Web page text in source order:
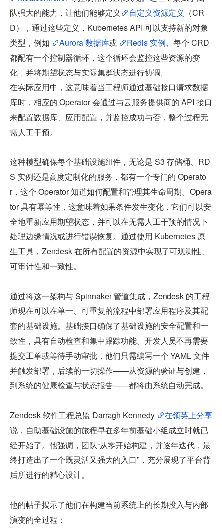
队强大的能力，让他们能够定义
自定义资源定义 （CR
D），通过这些定义，Kubernetes API 可以支持新的对象
类型，例如
Aurora 数据库或 Redis 实例。每个 CRD
都配有一个控制器循环，这个循环会监控这些资源的变
化，并将期望状态与实际集群状态进行协调。
在实际应用中，这意味着当工程师通过基础接口请求数据
库时，相应的 Operator 会通过与云服务提供商的 API 接口
来配置数据库、应用配置，并监控成功与否，整个过程无
需人工干预。
这种模型确保每个基础设施组件，无论是 S3 存储桶、RD
S 实例还是高度定制化的服务，都有一个专门的 Operato
r，这个 Operator 知道如何配置和管理其生命周期。Opera
tor 具有幂等性，这意味着如果条件发生变化，它们可以安
全地重新应用期望状态，并可以在无需人工干预的情况下
处理边缘情况或进行错误恢复。通过使用 Kubernetes 原
生工具，Zendesk 在所有配置的资源中实现了可观测性、
可审计性和一致性。
通过将这一架构与 Spinnaker 管道集成，Zendesk 的工程
师现在可以在单一、可重复的流程中部署应用程序及其配
套的基础设施。基础接口确保了基础设施的安全配置和一
致性，具有自动检查和集中跟踪功能。开发人员不再需要
提交工单或等待手动审批，他们只需编写一个 YAML 文件
并触发部署，后续的一切操作——从资源的验证与创建，
到系统的健康检查与状态报告——都将由系统自动完成。
Zendesk 软件工程总监 Darragh Kennedy
在领英上分享
说，自助基础设施的旅程早在多年前基础小组成立时就已
经开始了。他强调，团队“从零开始构建，并逐年迭代，最
终打造出了一个既灵活又强大的入口”，充分展现了平台背
后所进行的精心设计。
他的帖子揭示了他们在构建当前系统上的长期投入与内部
演变的全过程：